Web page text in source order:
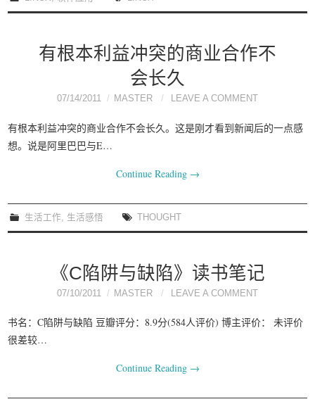
有根本利益冲突的商业合作不
会长久
07/14/2011 MASTER LEAVE A COMMENT
有根本利益冲突的商业合作不会长久。这是刚才看到新闻后的一点感
想。说是阿里巴巴与E…
Continue Reading →
生活工作 生活感悟 THOUGHT
《C陷阱与缺陷》读书笔记
07/10/2011 MASTER LEAVE A COMMENT
书名：C陷阱与缺陷 豆瓣评分：8.9分(584人评价) 博主评价： 未评价
很差较…
Continue Reading →